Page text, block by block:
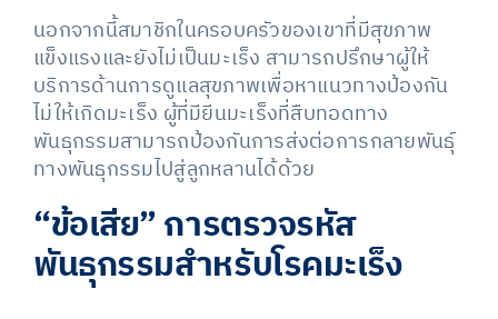
นอกจากนี้สมาชิกในครอบครัวของเขาที่มีสุขภาพ
แข็งแรงและยังไม่เป็นมะเร็ง สามารถปรึกษาผู้ให้
บริการด้านการดูแลสุขภาพเพื่อหาแนวทางป้องกัน
ไม่ให้เกิดมะเร็ง ผู้ที่มียีนมะเร็งที่สืบทอดทาง
พันธุกรรมสามารถป้องกันการส่งต่อการกลายพันธุ์
ทางพันธุกรรมไปสู่ลูกหลานได้ด้วย
“ข้อเสีย”การตรวจรหัส
พันธุกรรมสำหรับโรคมะเร็ง